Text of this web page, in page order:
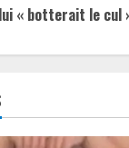
« botterait le cul